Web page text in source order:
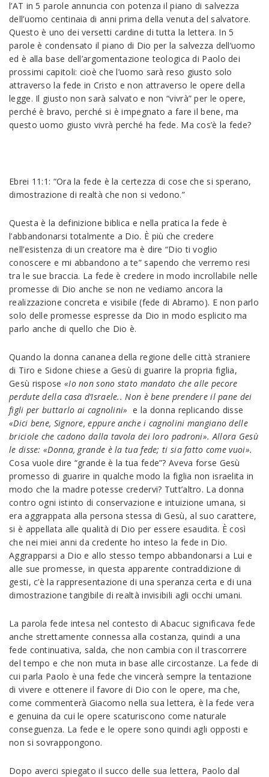
l’AT in 5 parole annuncia con potenza il piano di salvezza
dell’uomo centinaia di anni prima della venuta del salvatore.
Questo è uno dei versetti cardine di tutta la lettera. In 5
parole è condensato il piano di Dio per la salvezza dell’uomo
ed è alla base dell’argomentazione teologica di Paolo dei
prossimi capitoli: cioè che l’uomo sarà reso giusto solo
attraverso la fede in Cristo e non attraverso le opere della
legge. Il giusto non sarà salvato e non “vivrà” per le opere,
perché è bravo, perché si è impegnato a fare il bene, ma
questo uomo giusto vivrà perché ha fede. Ma cos’è la fede?
Ebrei 11:1: “Ora la fede è la certezza di cose che si sperano,
dimostrazione di realtà che non si vedono.”
Questa è la definizione biblica e nella pratica la fede è
l’abbandonarsi totalmente a Dio. È più che credere
nell’esistenza di un creatore ma è dire “Dio ti voglio
conoscere e mi abbandono a te” sapendo che verremo resi
tra le sue braccia. La fede è credere in modo incrollabile nelle
promesse di Dio anche se non ne vediamo ancora la
realizzazione concreta e visibile (fede di Abramo). E non parlo
solo delle promesse espresse da Dio in modo esplicito ma
parlo anche di quello che Dio è.
Quando la donna cananea della regione delle città straniere
di Tiro e Sidone chiese a Gesù di guarire la propria figlia,
Gesù rispose «Io non sono stato mandato che alle pecore
perdute della casa d’Israele.. Non è bene prendere il pane dei
figli per buttarlo ai cagnolini» e la donna replicando disse
«Dici bene, Signore, eppure anche i cagnolini mangiano delle
briciole che cadono dalla tavola dei loro padroni». Allora Gesù
le disse: «Donna, grande è la tua fede; ti sia fatto come vuoi».
Cosa vuole dire “grande è la tua fede”? Aveva forse Gesù
promesso di guarire in qualche modo la figlia non israelita in
modo che la madre potesse credervi? Tutt’altro. La donna
contro ogni istinto di conservazione e intuizione umana, si
era aggrappata alla persona stessa di Gesù, al suo carattere,
si è appellata alle qualità di Dio per essere esaudita. È così
che nei miei anni da credente ho inteso la fede in Dio.
Aggrapparsi a Dio e allo stesso tempo abbandonarsi a Lui e
alle sue promesse, in questa apparente contraddizione di
gesti, c’è la rappresentazione di una speranza certa e di una
dimostrazione tangibile di realtà invisibili agli occhi umani.
La parola fede intesa nel contesto di Abacuc significava fede
anche strettamente connessa alla costanza, quindi a una
fede continuativa, salda, che non cambia con il trascorrere
del tempo e che non muta in base alle circostanze. La fede di
cui parla Paolo è una fede che vincerà sempre la tentazione
di vivere e ottenere il favore di Dio con le opere, ma che,
come commenterà Giacomo nella sua lettera, è la fede vera
e genuina da cui le opere scaturiscono come naturale
conseguenza. La fede e le opere sono quindi agli opposti e
non si sovrappongono.
Dopo averci spiegato il succo delle sua lettera, Paolo dal